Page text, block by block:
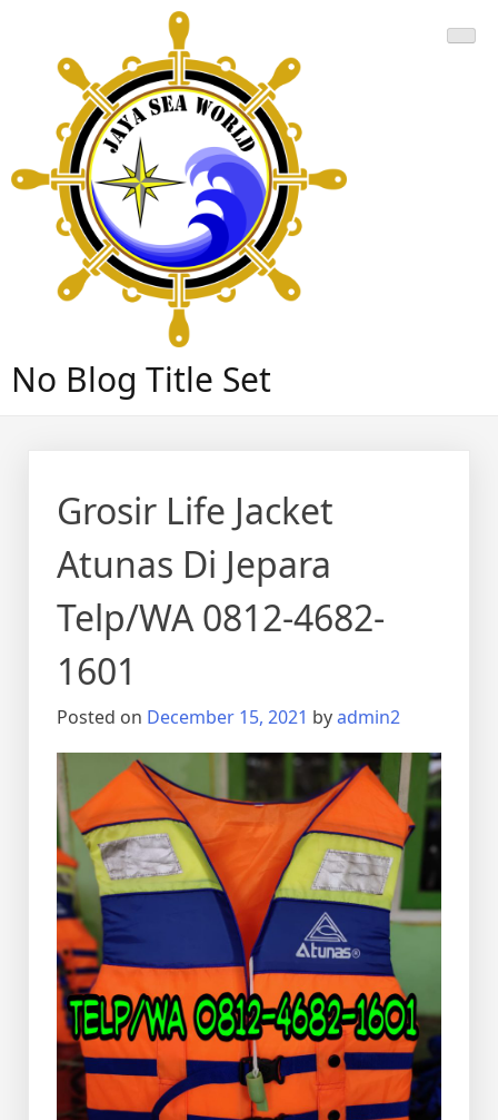
content
No Blog Title Set
Grosir Life Jacket
Atunas Di Jepara
Telp/WA 0812-4682-
1601
Posted on December 15, 2021 byadmin2